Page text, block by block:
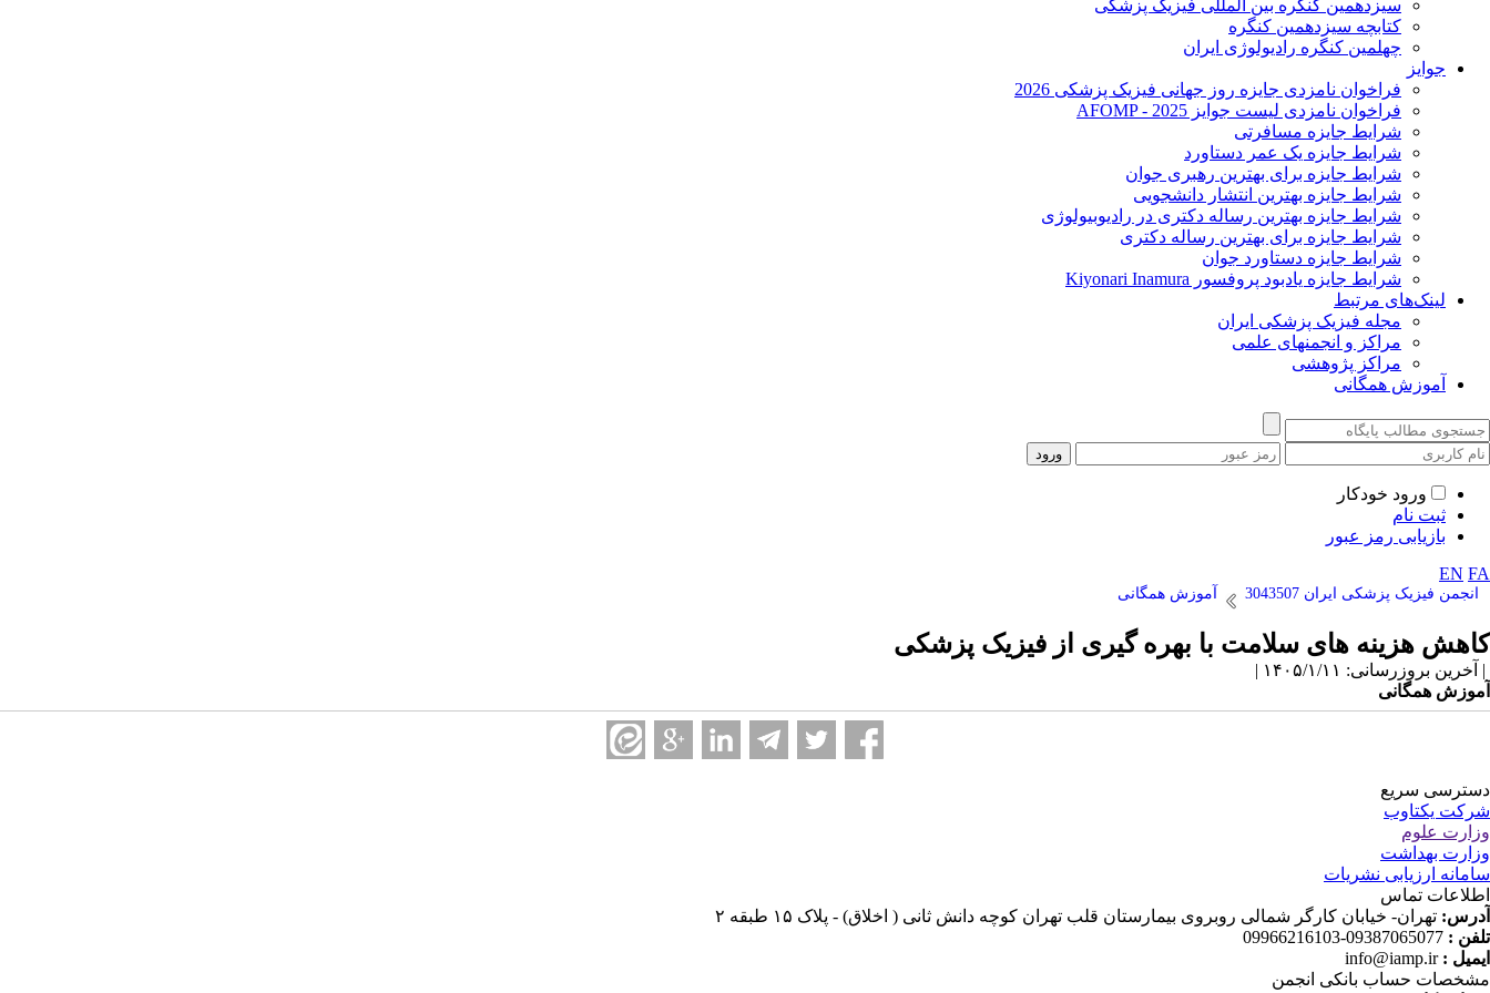
سیزدهمین کنگره بین المللی فیزیک پزشکی
کتابچه سیزدهمین کنگره
چهلمین کنگره رادیولوژی ایران
جوایز
فراخوان نامزدی جایزه روز جهانی فیزیک پزشکی 2026
فراخوان نامزدی لیست جوایز AFOMP - 2025
شرایط جایزه مسافرتی
شرایط جایزه یک عمر دستاورد
شرایط جایزه برای بهترین رهبری جوان
شرایط جایزه بهترین انتشار دانشجویی
شرایط جایزه بهترین رساله دکتری در رادیوبیولوژی
شرایط جایزه برای بهترین رساله دکتری
شرایط جایزه دستاورد جوان
شرایط جایزه یادبود پروفسور Kiyonari Inamura
لینک‌های مرتبط
مجله فیزیک پزشکی ایران
مراکز و انجمنهای علمی
مراکز پژوهشی
آموزش همگانی
ورود خودکار
ثبت نام
بازیابی رمز عبور
EN FA
انجمن فیزیک پزشکی ایران 3043507 آموزش همگانی
کاهش هزینه های سلامت با بهره گیری از فیزیک پزشکی
| آخرین بروزرسانی: ۱۴۰۵/۱/۱۱ |
آموزش همگانی
دسترسی سریع
شرکت یکتاوب
وزارت علوم
وزارت بهداشت
سامانه ارزیابی نشریات
اطلاعات تماس
آدرس: تهران- خیابان کارگر شمالی روبروی بیمارستان قلب تهران کوچه دانش ثانی ( اخلاق) - پلاک ۱۵ طبقه ۲
تلفن : 09387065077-09966216103
ایمیل :info@iamp.ir
مشخصات حساب بانکی انجمن